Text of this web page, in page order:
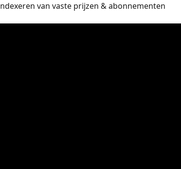
van vaste prijzen & abonnementen